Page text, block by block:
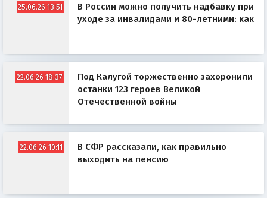
25.06.26 13:51
В России можно получить надбавку при
уходе за инвалидами и 80-летними: как
22.06.26 18:37
Под Калугой торжественно захоронили
останки 123 героев Великой
Отечественной войны
22.06.26 10:11
В СФР рассказали, как правильно
выходить на пенсию